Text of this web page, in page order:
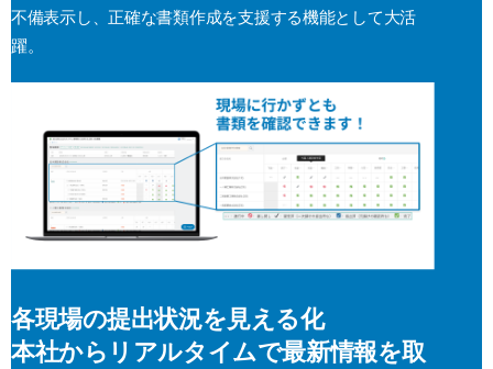
不備表示し、正確な書類作成を支援する機能として大活
躍。
各現場の提出状況を見える化
本社からリアルタイムで最新情報を取